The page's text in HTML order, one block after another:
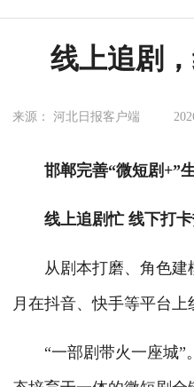
线上追剧
来源： 河北日报客户端
邯郸完善“微短剧+”生
线上追剧忙 线下打卡
从剧本打磨、角色建模
月在抖音、快手等平台上
“一部剧带火一座城”。